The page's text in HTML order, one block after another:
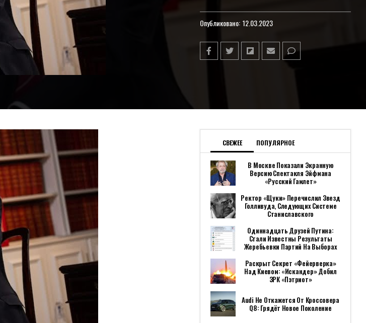
Опубликовано: 12.03.2023
СВЕЖЕЕ ПОПУЛЯРНОЕ
В Москве Показали Экранную
Версию Спектакля Эйфмана
«Русский Гамлет»
Ректор «Щуки» Перечислил Звезд
Голливуда, Следующих Системе
Станиславского
Одиннадцать Друзей Путина:
Стали Известны Результаты
Жеребьевки Партий На Выборах
Раскрыт Секрет «фейерверка»
Над Киевом: «Искандер» Добил
ЗРК «Пэтриот»
Audi Не Откажется От Кроссовера
Q8: Грядёт Новое Поколение